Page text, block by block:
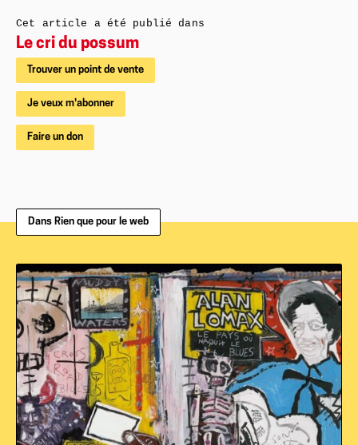
Cet article a été publié dans
Le cri du possum
Trouver un point de vente
Je veux m'abonner
Faire un don
Dans Rien que pour le web